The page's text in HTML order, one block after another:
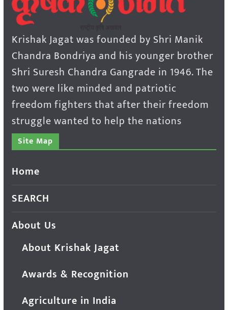
Krishak Jagat was founded by Shri Manik
Chandra Bondriya and his younger brother
Shri Suresh Chandra Gangrade in 1946. The
two were like minded and patriotic
freedom fighters that after their freedom
struggle wanted to help the nations
Site Map
Home
SEARCH
About Us
About Krishak Jagat
Awards & Recognition
Agriculture in India